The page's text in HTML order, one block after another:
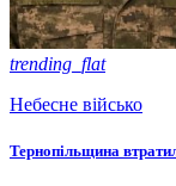
trending_flat
Небесне військо
Тернопільщина